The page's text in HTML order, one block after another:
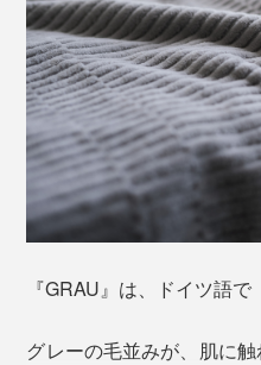
『GRAU』は、ドイツ語で
グレーの毛並みが、肌に